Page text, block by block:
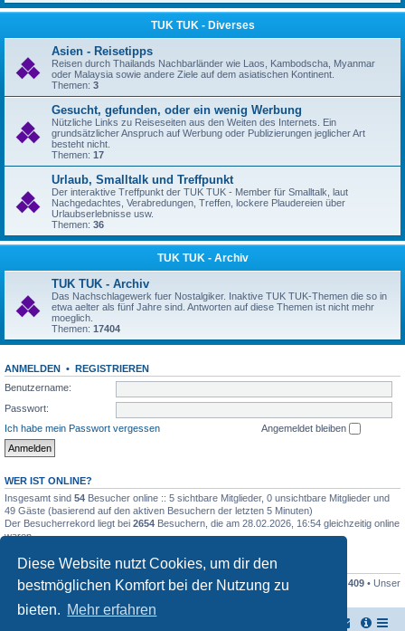
Diese Website nutzt Cookies, um dir den
bestmöglichen Komfort bei der Nutzung zu
bieten. Mehr erfahren
TUK TUK - Diverses
Asien - Reisetipps
Reisen durch Thailands Nachbarländer wie Laos, Kambodscha, Myanmar
oder Malaysia sowie andere Ziele auf dem asiatischen Kontinent.
Themen: 3
Gesucht, gefunden, oder ein wenig Werbung
Nützliche Links zu Reiseseiten aus den Weiten des Internets. Ein
grundsätzlicher Anspruch auf Werbung oder Publizierungen jeglicher Art
besteht nicht.
Themen: 17
Urlaub, Smalltalk und Treffpunkt
Der interaktive Treffpunkt der TUK TUK - Member für Smalltalk, laut
Nachgedachtes, Verabredungen, Treffen, lockere Plaudereien über
Urlaubserlebnisse usw.
Themen: 36
TUK TUK - Archiv
TUK TUK - Archiv
Das Nachschlagewerk fuer Nostalgiker. Inaktive TUK TUK-Themen die so in
etwa aelter als fünf Jahre sind. Antworten auf diese Themen ist nicht mehr
moeglich.
Themen: 17404
ANMELDEN • REGISTRIEREN
Benutzername:
Passwort:
Ich habe mein Passwort vergessen
Angemeldet bleiben
WER IST ONLINE?
Insgesamt sind 54 Besucher online :: 5 sichtbare Mitglieder, 0 unsichtbare Mitglieder und
49 Gäste (basierend auf den aktiven Besuchern der letzten 5 Minuten)
Der Besucherrekord liegt bei 2654 Besuchern, die am 28.02.2026, 16:54 gleichzeitig online
waren.
STATISTIK
Beiträge insgesamt161446• Themen insgesamt17948• Mitglieder insgesamt 409 • Unser
neuestes Mitglied: